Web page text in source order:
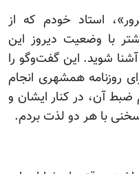
استاد خودم که از
با وضعيت ديروز اين
شوید. این گفت‌وگو را
روزنامه همشهری انجام
آن، در کنار ایشان و
با هر دو لذت بردم.